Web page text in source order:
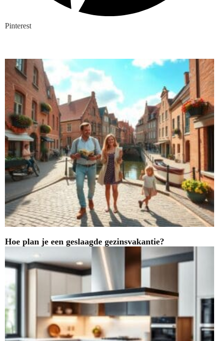
Pinterest
Hoe plan je een geslaagde gezinsvakantie?